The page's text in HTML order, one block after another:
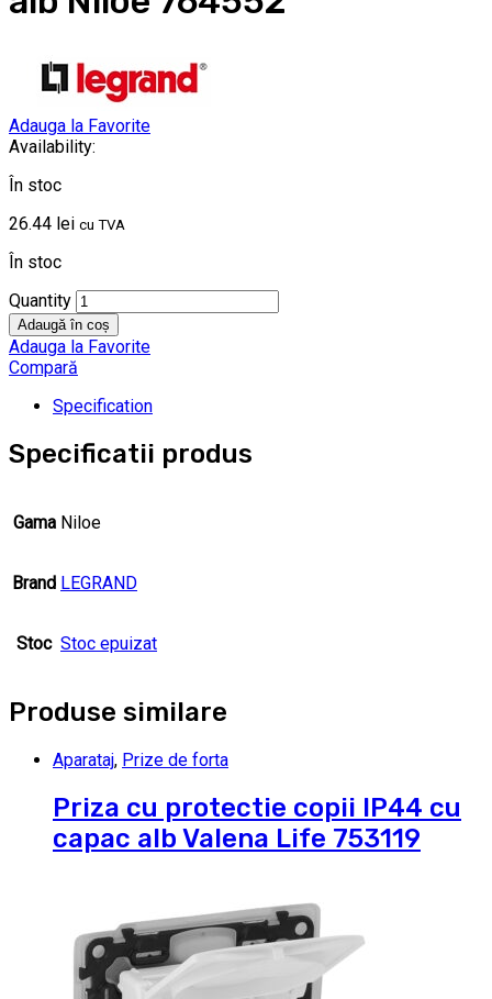
Adauga la Favorite
Availability:
În stoc
26.44 lei cu TVA
În stoc
Quantity
Adaugă în coș
Adauga la Favorite
Compară
Specification
Specificatii produs
Gama Niloe
Brand LEGRAND
Stoc Stoc epuizat
Produse similare
Aparataj, Prize de forta
Priza cu protectie copii IP44 cu
capac alb Valena Life 753119